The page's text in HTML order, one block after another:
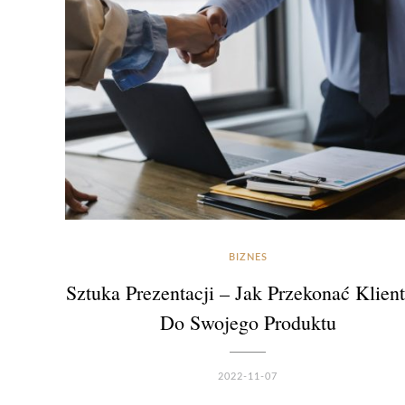
BIZNES
Sztuka Prezentacji – Jak Przekonać
Do Swojego Produktu
2022-11-07